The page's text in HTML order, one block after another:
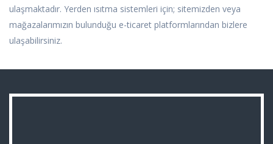
ulaşmaktadır. Yerden ısıtma sistemleri için; sitemizden veya
mağazalarımızın bulunduğu e-ticaret platformlarından bizlere
ulaşabilirsiniz.